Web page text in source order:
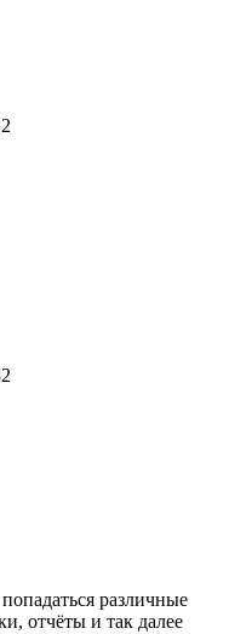
различные
отчёты и так далее